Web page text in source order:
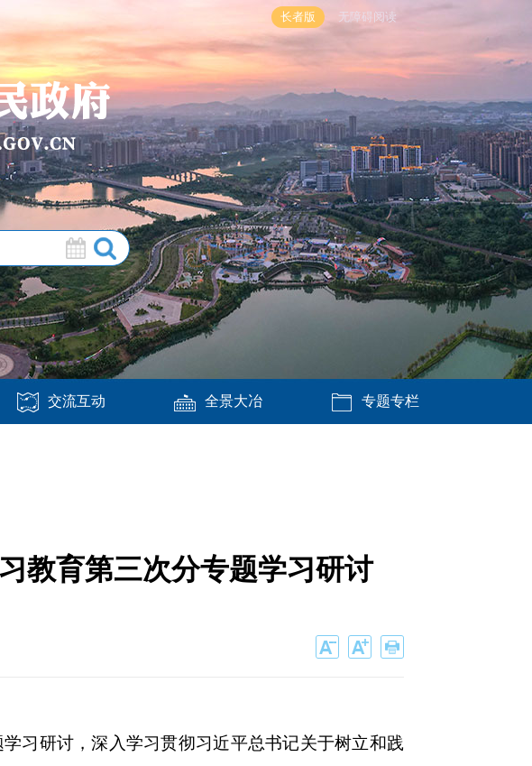
长者版 无障碍阅读
交流互动 全景大冶 专题专栏
教育第三次分专题学习研讨
习研讨，深入学习贯彻习近平总书记关于树立和践